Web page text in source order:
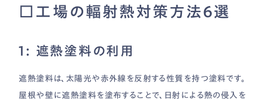
□工場の輻射熱対策方法6選
1: 遮熱塗料の利用
遮熱塗料は、太陽光や赤外線を反射する性質を持つ塗料です。
屋根や壁に遮熱塗料を塗布することで、日射による熱の侵入を